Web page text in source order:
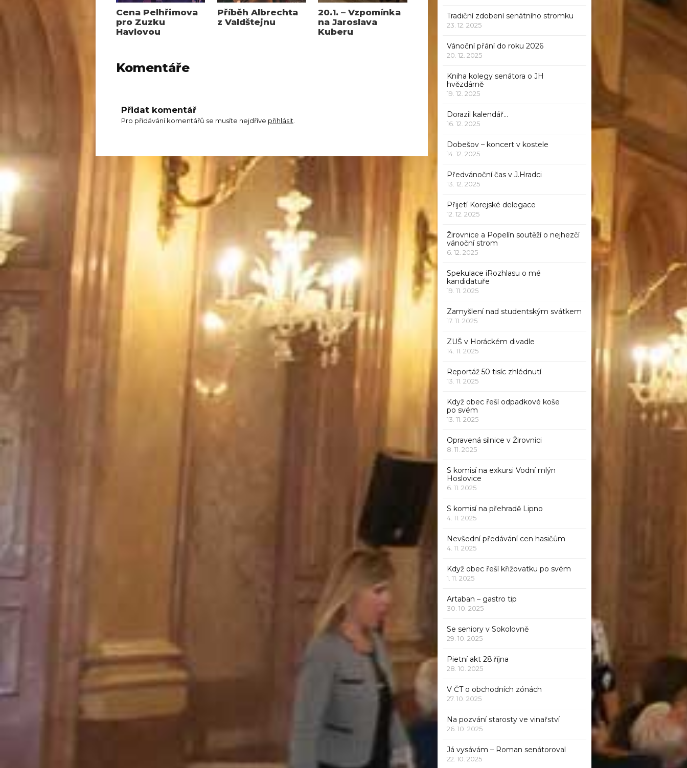
Cena Pelhřimova
pro Zuzku
Havlovou
Příběh Albrechta
z Valdštejnu
20.1. – Vzpomínka
na Jaroslava
Kuberu
Komentáře
Přidat komentář
Pro přidávání komentářů se musíte nejdříve přihlásit.
Tradiční zdobení senátního stromku
23. 12. 2025
Vánoční přání do roku 2026
20. 12. 2025
Kniha kolegy senátora o JH
hvězdárně
19. 12. 2025
Dorazil kalendář…
16. 12. 2025
Dobešov – koncert v kostele
14. 12. 2025
Předvánoční čas v J.Hradci
13. 12. 2025
Přijetí Korejské delegace
12. 12. 2025
Žirovnice a Popelín soutěží o nejhezčí
vánoční strom
6. 12. 2025
Spekulace iRozhlasu o mé
kandidatuře
19. 11. 2025
Zamyšlení nad studentským svátkem
17. 11. 2025
ZUŠ v Horáckém divadle
14. 11. 2025
Reportáž 50 tisíc zhlédnutí
13. 11. 2025
Když obec řeší odpadkové koše
po svém
13. 11. 2025
Opravená silnice v Žirovnici
8. 11. 2025
S komisí na exkursi Vodní mlýn
Hoslovice
6. 11. 2025
S komisí na přehradě Lipno
4. 11. 2025
Nevšední předávání cen hasičům
4. 11. 2025
Když obec řeší křižovatku po svém
1. 11. 2025
Artaban – gastro tip
30. 10. 2025
Se seniory v Sokolovně
29. 10. 2025
Pietní akt 28.října
28. 10. 2025
V ČT o obchodních zónách
27. 10. 2025
Na pozvání starosty ve vinařství
26. 10. 2025
Já vysávám – Roman senátoroval
22. 10. 2025